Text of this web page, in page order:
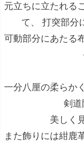
元立ちに立たれる
て、 打突部分
可動部分にあたる
一分八厘の柔らか
剣道
美しく
また飾りには紺鹿